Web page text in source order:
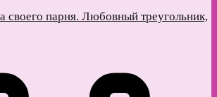
своего парня. Любовный треугольник,